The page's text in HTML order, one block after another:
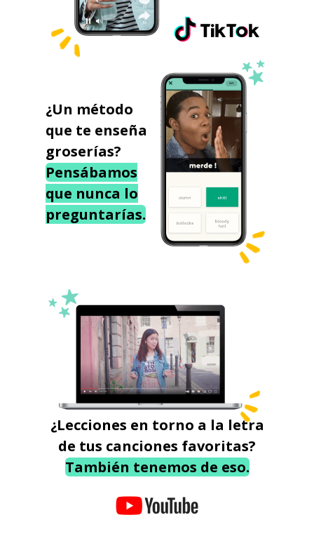
¿Un método
que te enseña
groserías?
Pensábamos
que nunca lo
preguntarías.
¿Lecciones en torno a la letra
de tus canciones favoritas?
También tenemos de eso.